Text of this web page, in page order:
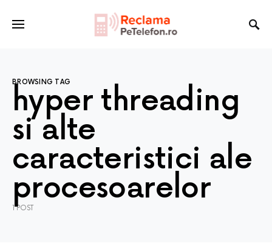
BROWSING TAG
hyper threading
si alte
caracteristici ale
procesoarelor
1 POST